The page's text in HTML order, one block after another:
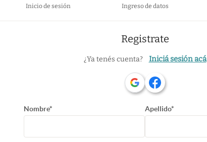
Inicio de sesión Ingreso de datos
Registrate
¿Ya tenés cuenta? Iniciá sesión acá
Nombre* Apellido*